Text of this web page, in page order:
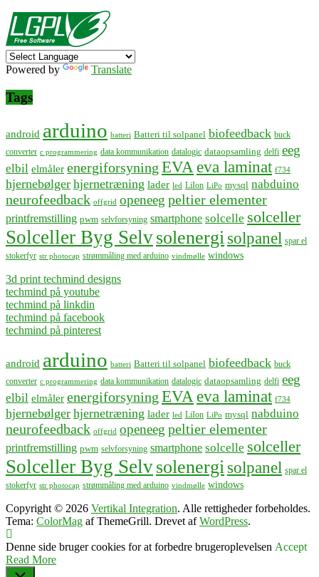
Powered by Translate
Tags
android arduino batteri Batteri til solpanel biofeedback buck
converter c programmering data kommunikation datalogic dataopsamling delfi eeg
elbil elmåler energiforsyning EVA eva laminat f734
hjernebølger hjernetræning lader led LiIon LiPo mysql nabduino
neurofeedback offgrid openeeg peltier elementer
printfremstilling pwm selvforsyning smartphone solcelle solceller
Solceller Byg Selvsolenergisolpanel spar el
stokerfyr str photocap strømmåling med arduino vindmølle windows
3d print techmind designs
techmind på youtube
techmind på linkdin
techmind på facebook
techmind på pinterest
android arduino batteri Batteri til solpanel biofeedback buck
converter c programmering data kommunikation datalogic dataopsamling delfi eeg
elbil elmåler energiforsyning EVA eva laminat f734
hjernebølger hjernetræning lader led LiIon LiPo mysql nabduino
neurofeedback offgrid openeeg peltier elementer
printfremstilling pwm selvforsyning smartphone solcelle solceller
Solceller Byg Selvsolenergisolpanel spar el
stokerfyr str photocap strømmåling med arduino vindmølle windows
Copyright © 2026 Vertikal Integration. Alle rettigheder forbeholdes.
Tema: ColorMag af ThemeGrill. Drevet afWordPress.
Denne side bruger cookies for at forbedre brugeroplevelsen Accept
Read More